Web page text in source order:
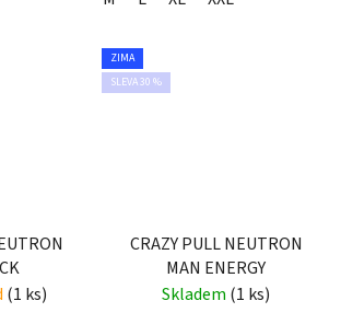
(1 ks)
ZIMA
SLEVA 30 %
CRAZY PULL NEUTRON
MAN ENERGY
Skladem (1 ks)